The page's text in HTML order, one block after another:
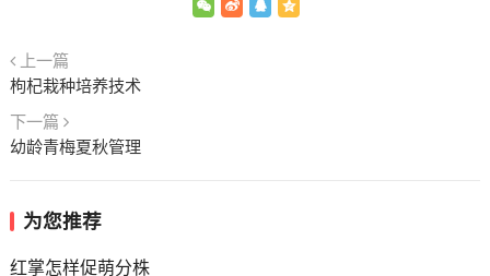
上一篇
枸杞栽种培养技术
下一篇
幼龄青梅夏秋管理
为您推荐
红掌怎样促萌分株